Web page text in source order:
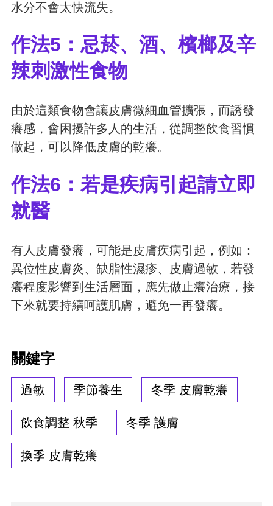
水分不會太快流失。
作法5：忌菸、酒、檳榔及辛
辣刺激性食物
由於這類食物會讓皮膚微細血管擴張，而誘發
癢感，會困擾許多人的生活，從調整飲食習慣
做起，可以降低皮膚的乾癢。
作法6：若是疾病引起請立即
就醫
有人皮膚發癢，可能是皮膚疾病引起，例如：
異位性皮膚炎、缺脂性濕疹、皮膚過敏，若發
癢程度影響到生活層面，應先做止癢治療，接
下來就要持續呵護肌膚，避免一再發癢。
關鍵字
過敏 季節養生 冬季 皮膚乾癢
飲食調整 秋季 冬季 護膚
換季 皮膚乾癢